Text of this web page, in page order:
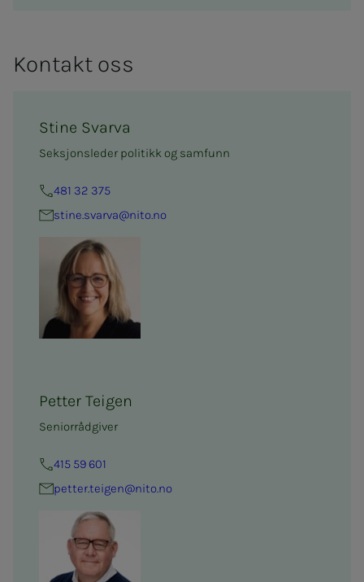
Kon­takt oss
Stine Svarva
Seksjonsleder politikk og samfunn
481 32 375
stine.svarva@nito.no
Petter Teigen
Seniorrådgiver
415 59 601
petter.teigen@nito.no